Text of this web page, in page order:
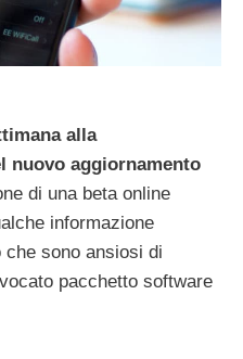
alla
nuovo aggiornamento
di una beta online
informazione
sono ansiosi di
pacchetto software